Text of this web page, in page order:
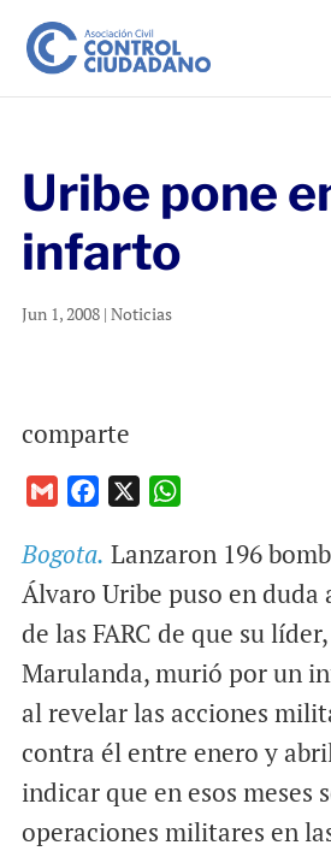
Uribe pone
infarto
Jun 1, 2008| Noticias
comparte
a
i
c
e
o
o
k
a
t
A
p
p
Bogota. Lanzaron 196
Álvaro Uribe puso en duda
de las FARC de que su
Marulanda, murió por un
al revelar las acciones
contra él entre enero y
indicar que en esos meses
operaciones militares en